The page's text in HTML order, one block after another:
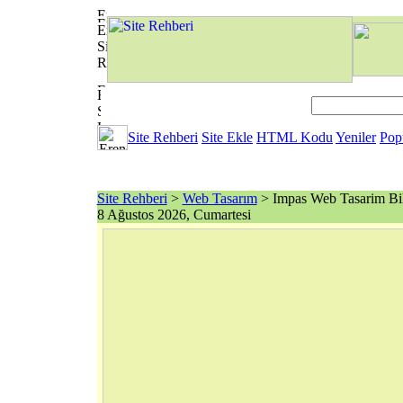
Site Rehberi Site Ekle HTML Kodu Yeniler
Site Rehberi > Web Tasarım> Impas Web Tasarim
8 Ağustos 2026, Cumartesi